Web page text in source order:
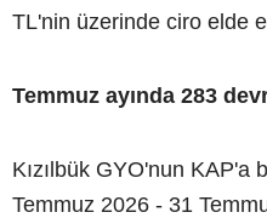
TL'nin üzerinde ciro elde
Temmuz ayında 283
Kızılbük GYO'nun KAP'a
Temmuz 2026 - 31